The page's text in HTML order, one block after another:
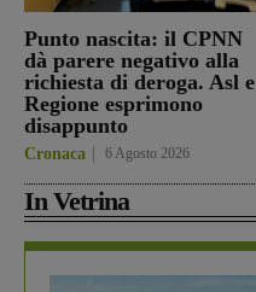
Punto nascita: il CPNN
dà parere negativo alla
richiesta di deroga. Asl e
Regione esprimono
disappunto
Cronaca 6 Agosto 2026
In Vetrina